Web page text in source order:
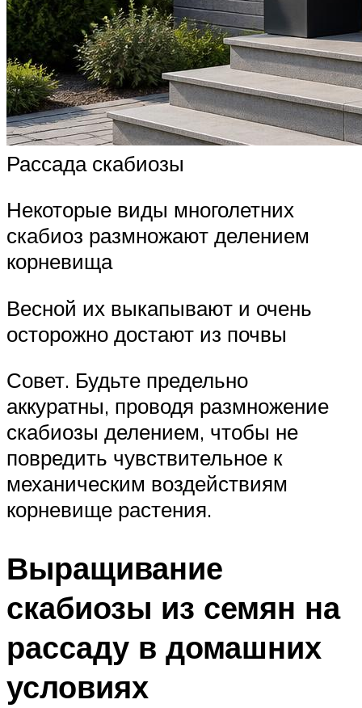
Рассада скабиозы
Некоторые виды многолетних
скабиоз размножают делением
корневища
Весной их выкапывают и очень
осторожно достают из почвы
Совет. Будьте предельно
аккуратны, проводя размножение
скабиозы делением, чтобы не
повредить чувствительное к
механическим воздействиям
корневище растения.
Выращивание
скабиозы из семян на
рассаду в домашних
условиях